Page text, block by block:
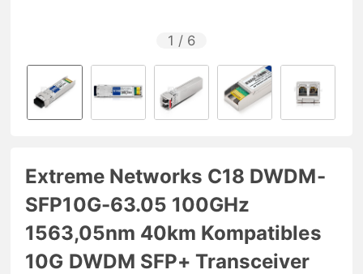
1 / 6
Extreme Networks C18 DWDM-
SFP10G-63.05 100GHz
1563,05nm 40km Kompatibles
10G DWDM SFP+ Transceiver